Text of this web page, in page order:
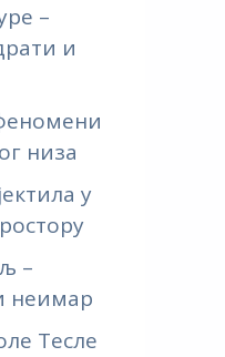
–
и
низа
у
–
неимар
Тесле